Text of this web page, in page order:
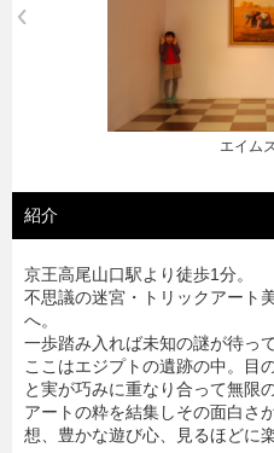
紹介
京王高尾山口駅より徒歩1分。
不思議の迷宮・トリックアート
へ。
一歩踏み入れば未知の謎が待って
ここはエジプトの遺跡の中。目
と実が巧みに重なり合って無限
アートの粋を結集しその面白さ
想、豊かな遊び心、見るほどに